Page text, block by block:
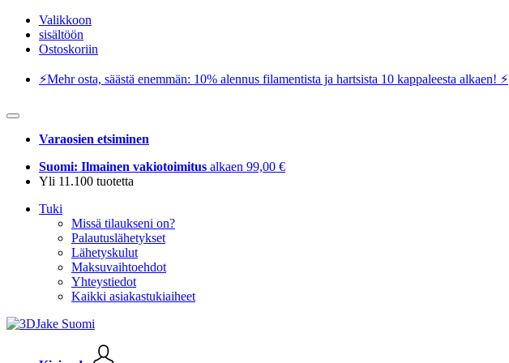
Valikkoon
sisältöön
Ostoskoriin
⚡️Mehr osta, säästä enemmän: 10% alennus filamentista ja hartsista 10 kappaleesta alkaen! ⚡️
Varaosien etsiminen
Suomi: Ilmainen vakiotoimitus alkaen 99,00 €
Yli 11.100 tuotetta
Tuki
Missä tilaukseni on?
Palautuslähetykset
Lähetyskulut
Maksuvaihtoehdot
Yhteystiedot
Kaikki asiakastukiaiheet